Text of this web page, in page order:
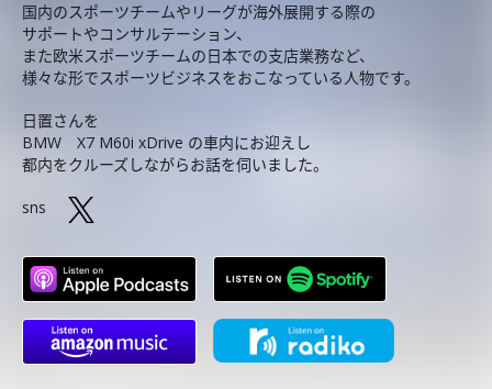
国内のスポーツチームやリーグが海外展開する際の
サポートやコンサルテーション、
また欧米スポーツチームの日本での支店業務など、
様々な形でスポーツビジネスをおこなっている人物です。
日置さんを
BMW X7 M60i xDrive の車内にお迎えし
都内をクルーズしながらお話を伺いました。
sns